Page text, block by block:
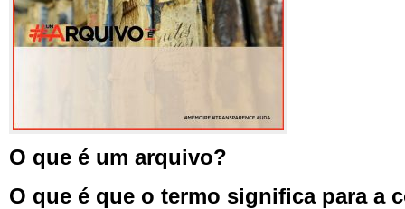
O que é um arquivo?
O que é que o termo significa para a